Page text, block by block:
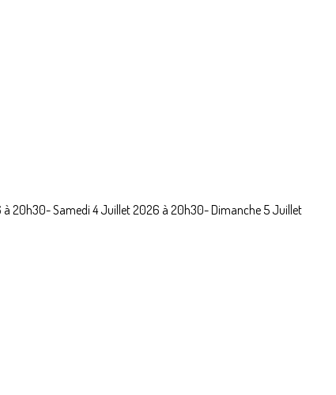
à 20h30- Samedi 4 Juillet 2026 à 20h30- Dimanche 5 Juillet